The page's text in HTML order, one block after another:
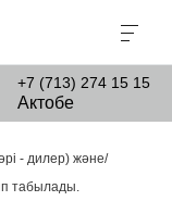
+7 (713) 274 15 15
Актобе
- дилер) және/
табылады.